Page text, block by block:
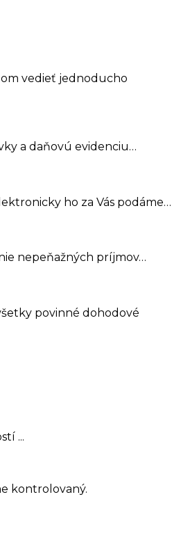
vedieť jednoducho
a daňovú evidenciu…
ho za Vás podáme…
nepeňažných príjmov…
povinné dohodové
...
kontrolovaný.